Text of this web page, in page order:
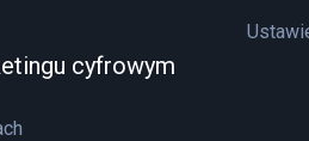
cyfrowym